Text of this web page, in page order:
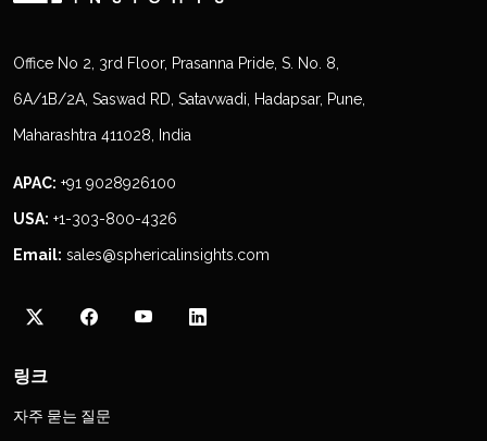
Office No 2, 3rd Floor, Prasanna Pride, S. No. 8,
6A/1B/2A, Saswad RD, Satavwadi, Hadapsar, Pune,
Maharashtra 411028, India
APAC: +91 9028926100
USA: +1-303-800-4326
Email: sales@sphericalinsights.com
링크
자주 묻는 질문